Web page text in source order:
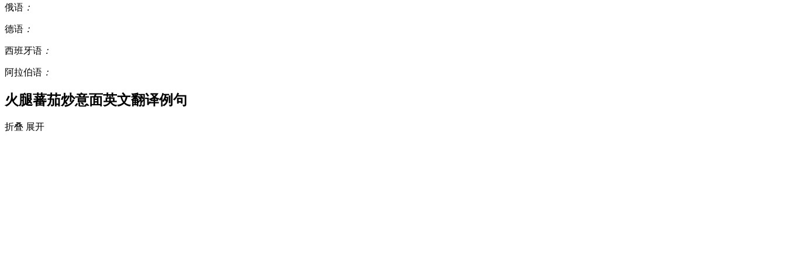
俄语 ：
德语 ：
西班牙语 ：
阿拉伯语 ：
火腿蕃茄炒意面英文翻译例句
折叠 展开